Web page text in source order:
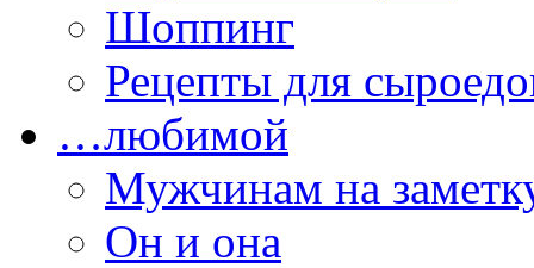
Шоппинг
Рецепты для
…любимой
Мужчинам на
Он и она